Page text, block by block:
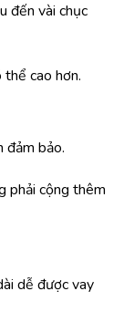
đến vài chục
thể cao hơn.
đảm bảo.
phải cộng thêm
dễ được vay